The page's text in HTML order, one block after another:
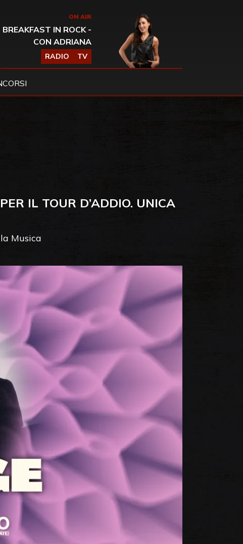
ON AIR
BREAKFAST IN ROCK -
CON ADRIANA
RADIO TV
IL TOUR D’ADDIO. UNICA
Musica